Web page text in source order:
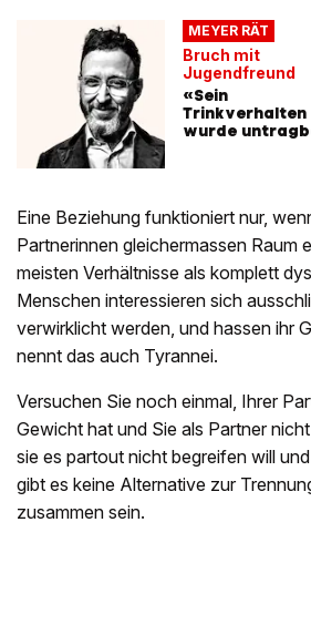
MEYER RÄT
Bruch mit
Jugendfreund
«Sein
Trinkverhalten
wurde
Eine Beziehung funktioniert nur,
Partnerinnen gleichermassen Raum
meisten Verhältnisse als komplett
Menschen interessieren sich
verwirklicht werden, und hassen ihr
nennt das auch Tyrannei.
Versuchen Sie noch einmal, Ihrer
Gewicht hat und Sie als Partner
sie es partout nicht begreifen will
gibt es keine Alternative zur
zusammen sein.